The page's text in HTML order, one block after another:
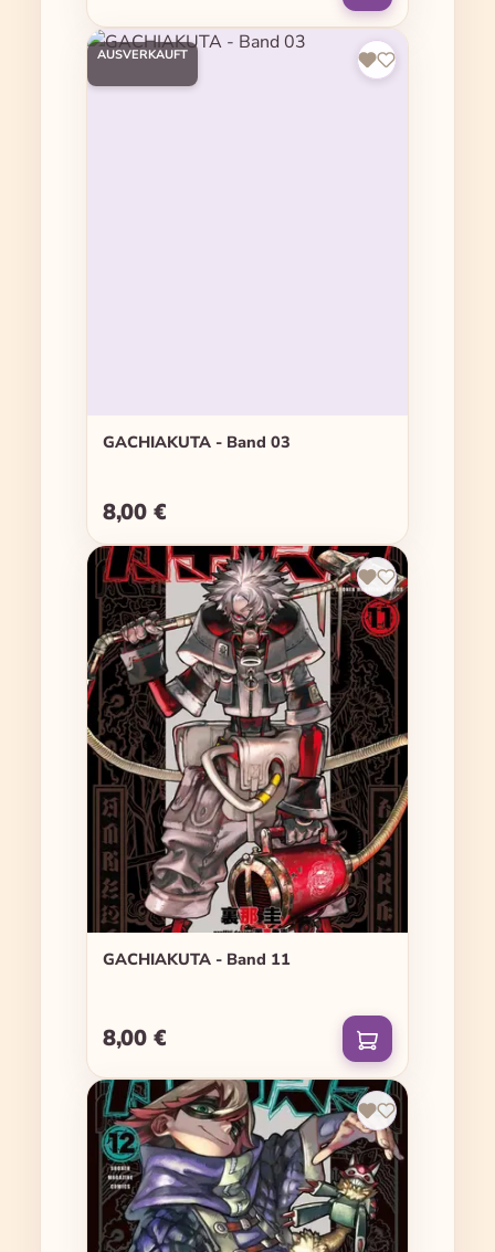
AUSVERKAUFT
GACHIAKUTA - Band 03
Regulärer Preis:
8,00 €
GACHIAKUTA - Band 11
Regulärer Preis:
8,00 €